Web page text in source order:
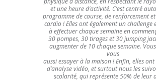
et une heure d’activité. C’est centré
programme de course, de renforcement
cardio ! Elles ont également un challenge
à effectuer chaque semaine en
30 pompes, 30 tirages et 30 jumping
augmenter de 10 chaque semaine.
vous
aussi essayer à la maison ! Enfin, elles
d’analyse vidéo, et surtout nous les
scolarité, qui représente 50% de leur